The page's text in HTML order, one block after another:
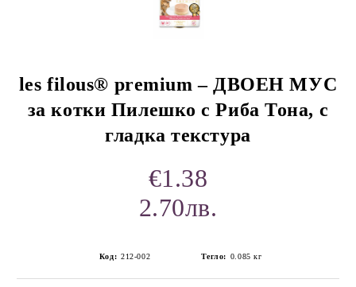
les filous® premium – ДВОЕН МУС
за котки Пилешко с Риба Тона, с
гладка текстура
€1.38
2.70лв.
Код: 212-002 Тегло: 0.085 кг